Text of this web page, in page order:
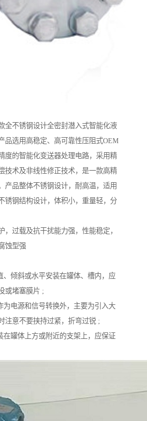
全不锈钢设计全密封潜入式智能化液
品选用高稳定、高可靠性压阻式OEM
度的智能化变送器处理电路，采用精
技术及非线性修正技术，是一款高精
产品整体不锈钢设计，耐高温，适用
锈钢结构设计，体积小，重量轻，分
，过载及抗干扰能力强，性能稳定，
蚀型强
、倾斜或水平安装在罐体、槽内，应
或堵塞膜片 ;
为电源和信号转换外，主要为引入大
注意不要挟持过紧，折弯过锐 ;
在罐体上方或附近的支架上，应保证